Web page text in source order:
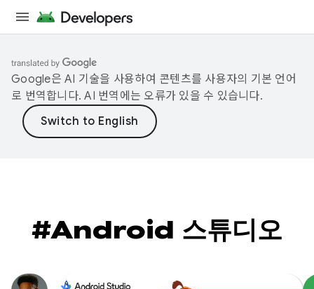
Google은 AI 기술을 사용하여 콘텐츠를 사용자의 기본 언어
로 번역합니다. AI 번역에는 오류가 있을 수 있습니다.
#Android 스튜디오